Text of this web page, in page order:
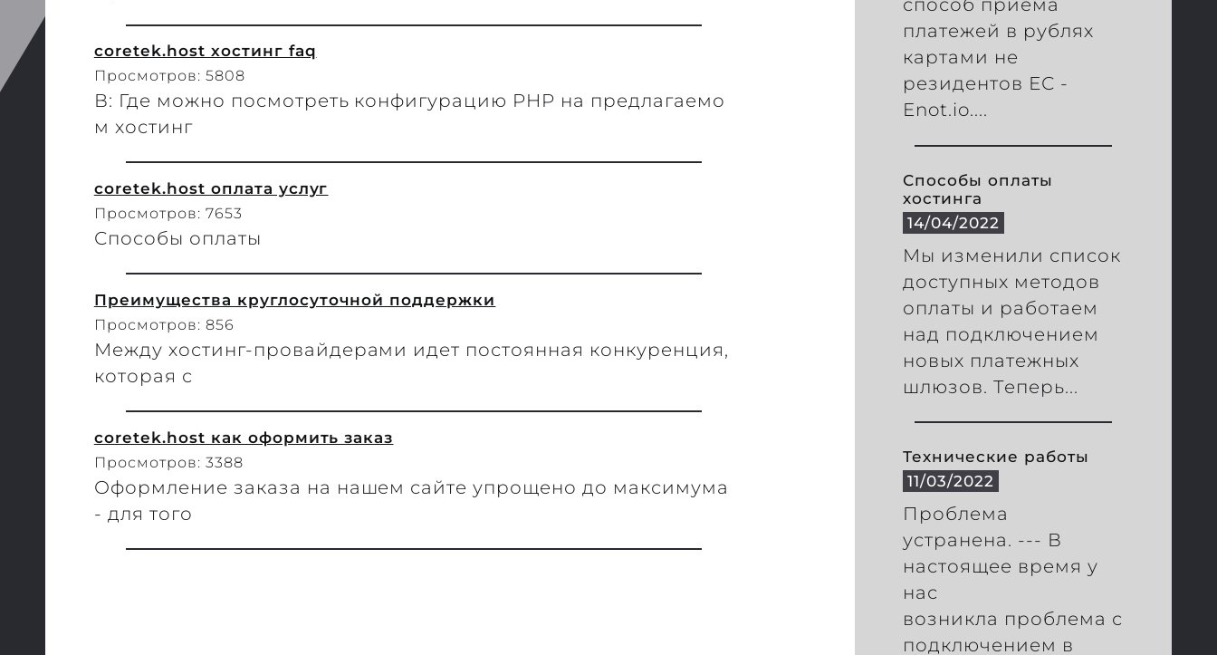
coretek.host хостинг faq
Просмотров: 5808
В: Где можно посмотреть конфигурацию PHP на предлагаемо
м хостинг
coretek.host оплата услуг
Просмотров: 7653
Способы оплаты
Преимущества круглосуточной поддержки
Просмотров: 856
Между хостинг-провайдерами идет постоянная конкуренция,
которая с
coretek.host как оформить заказ
Просмотров: 3388
Оформление заказа на нашем сайте упрощено до максимума
- для того
способ приема
платежей в рублях
картами не
резидентов ЕС -
Enot.io....
Способы оплаты
хостинга
14/04/2022
Мы изменили список
доступных методов
оплаты и работаем
над подключением
новых платежных
шлюзов. Теперь...
Технические работы
11/03/2022
Проблема
устранена. --- В
настоящее время у
нас
возникла проблема с
подключением в